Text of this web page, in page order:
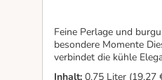
Feine Perlage und
besondere Momente
verbindet die kühle
Winzersekts mit der
Inhalt: 0.75 Liter (19,27